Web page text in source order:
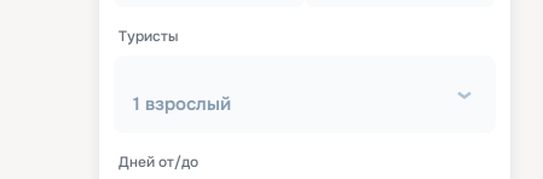
Туристы
1 взрослый
Дней от/до